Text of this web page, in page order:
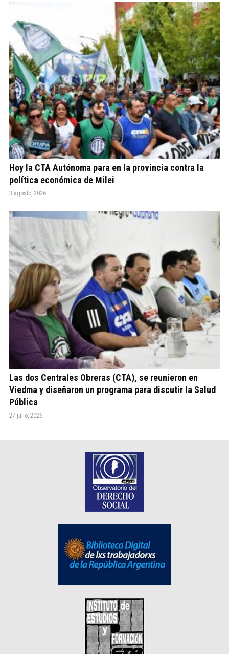
Hoy la CTA Autónoma para en la provincia contra la
política económica de Milei
3 agosto, 2026
Las dos Centrales Obreras (CTA), se reunieron en
Viedma y diseñaron un programa para discutir la Salud
Pública
27 julio, 2026